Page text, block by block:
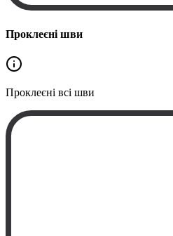
Проклеєні шви
Проклеєні всі шви